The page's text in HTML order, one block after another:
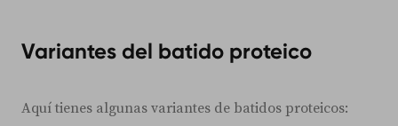
Variantes del batido proteico
Aquí tienes algunas variantes de batidos proteicos: